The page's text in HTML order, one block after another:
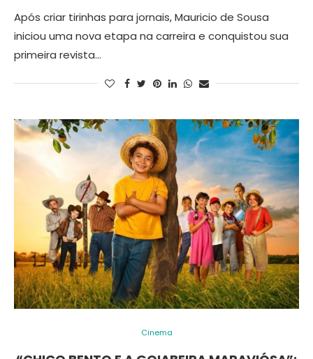
Após criar tirinhas para jornais, Mauricio de Sousa
iniciou uma nova etapa na carreira e conquistou sua
primeira revista…
Cinema